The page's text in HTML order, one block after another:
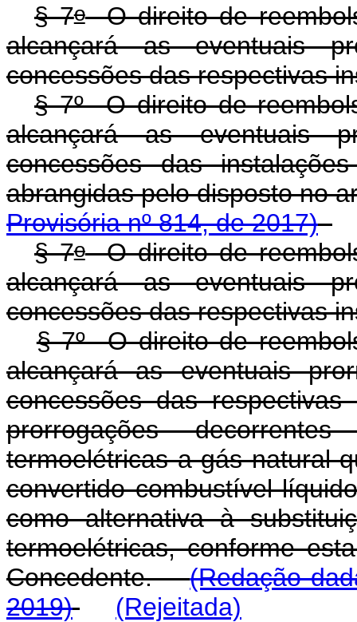
§ 7oO direito de
alcançará as eventuais
concessões das respectivas
§ 7º O direito de
alcançará as eventuais
concessões das
abrangidas pelo disposto no
Provisória nº 814, de 2017)
§ 7oO direito de
alcançará as eventuais
concessões das respectivas
§ 7º O direito de
alcançará as eventuais
concessões das
prorrogações
termoelétricas a gás natural
convertido combustível
como alternativa à
termoelétricas, conforme
Concedente.(Redação
2019)
(Rejeitada)